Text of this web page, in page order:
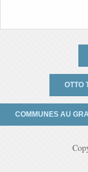
OTTO
COMMUNES AU